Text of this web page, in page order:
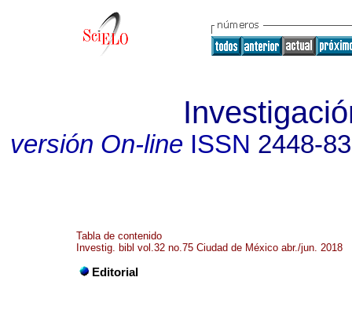
versión On-lineISSN 2448-
Tabla de contenido
Investig. bibl vol.32 no.75 Ciudad de México abr./jun. 2018
Editorial